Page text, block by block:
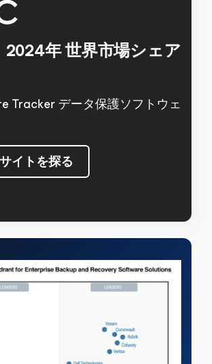
2024年世界市場シェア
Tracker データ保護ソフトウェ
イトを探る